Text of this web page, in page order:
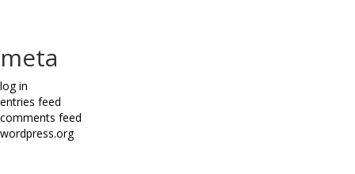
meta
log in
entries feed
comments feed
wordpress.org